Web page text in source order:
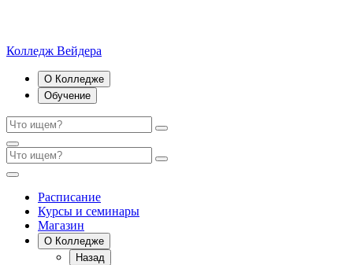
Колледж Вейдера
О Колледже
Обучение
Расписание
Курсы и семинары
Магазин
О Колледже
Назад